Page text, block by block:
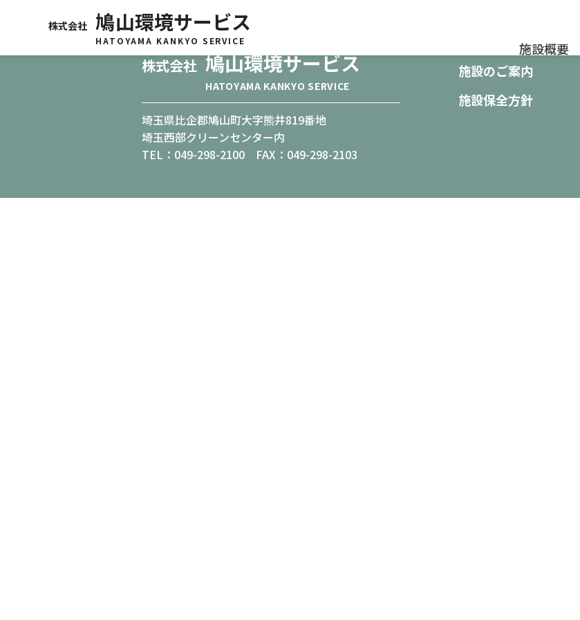
株式会社 鳩山環境サービス
HATOYAMA KANKYO SERVICE 施設概要
運営・維持管理業務受託者
株式会社 鳩山環境サービス
HATOYAMA KANKYO SERVICE
埼玉県比企郡鳩山町大字熊井819番地
埼玉西部クリーンセンター内
TEL：049-298-2100 FAX：049-298-2103
施設のご案内
施設保全方針